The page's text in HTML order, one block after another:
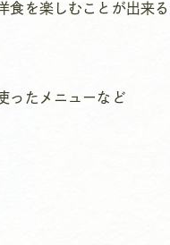
を楽しむことが出来る
ったメニューなど